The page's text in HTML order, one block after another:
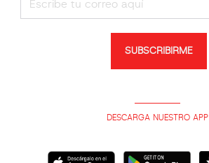
SUBSCRIBIRME
DESCARGA NUESTRO APP